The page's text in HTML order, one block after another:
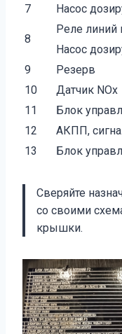
7
Насос
8
Реле линий
Насос
9
Резерв
10
Датчик NOх
11
Блок
12
АКПП,
13
Блок
Сверяйте
со своими
крышки.